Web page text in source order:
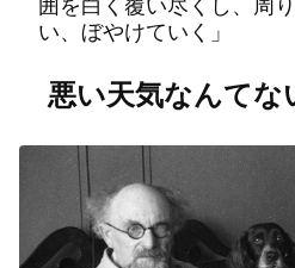
囲を白く覆い尽くし、周
い、ぼやけていく」
悪い天気なんてな